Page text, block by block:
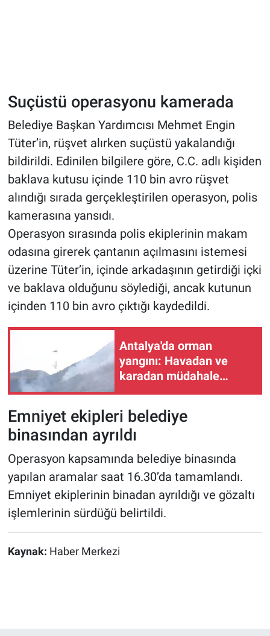
Suçüstü operasyonu kamerada
Belediye Başkan Yardımcısı Mehmet Engin
Tüter’in, rüşvet alırken suçüstü yakalandığı
bildirildi. Edinilen bilgilere göre, C.C. adlı kişiden
baklava kutusu içinde 110 bin avro rüşvet
alındığı sırada gerçekleştirilen operasyon, polis
kamerasına yansıdı.
Operasyon sırasında polis ekiplerinin makam
odasına girerek çantanın açılmasını istemesi
üzerine Tüter’in, içinde arkadaşının getirdiği içki
ve baklava olduğunu söylediği, ancak kutunun
içinden 110 bin avro çıktığı kaydedildi.
Antalya'da orman
yangını: Havadan ve
karadan müdahale
sürüyor
Emniyet ekipleri belediye
binasından ayrıldı
Operasyon kapsamında belediye binasında
yapılan aramalar saat 16.30’da tamamlandı.
Emniyet ekiplerinin binadan ayrıldığı ve gözaltı
işlemlerinin sürdüğü belirtildi.
Kaynak: Haber Merkezi